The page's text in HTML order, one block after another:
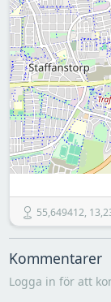
55,649412,
Kommentarer
Logga in för att